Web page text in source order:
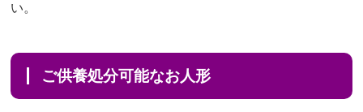
い。
ご供養処分可能なお人形